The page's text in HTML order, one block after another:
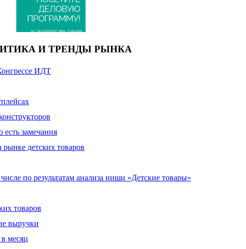
АО "ЭКСПОЦЕНТР" ИНН: 7718033809
И ТРЕНДЫ РЫНКА
ИДТ
есть замечания
детских товаров
по результатам анализа ниши «Детские товары»
товаров
выручки
месяц